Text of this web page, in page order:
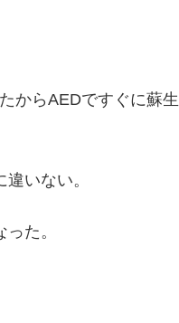
からAEDですぐに蘇生
いない。
た。